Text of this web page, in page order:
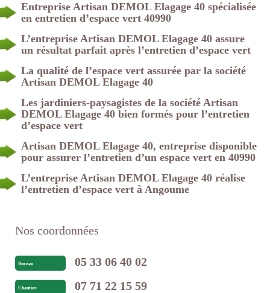
Entreprise Artisan DEMOL Elagage 40 spécialisée
en entretien d’espace vert 40990
L’entreprise Artisan DEMOL Elagage 40 assure
un résultat parfait après l’entretien d’espace vert
La qualité de l’espace vert assurée par la société
Artisan DEMOL Elagage 40
Les jardiniers-paysagistes de la société Artisan
DEMOL Elagage 40 bien formés pour l’entretien
d’espace vert
Artisan DEMOL Elagage 40, entreprise disponible
pour assurer l’entretien d’un espace vert en 40990
L’entreprise Artisan DEMOL Elagage 40 réalise
l’entretien d’espace vert à Angoume
Nos coordonnées
Bureau 05 33 06 40 02
Chantier 07 71 22 15 59